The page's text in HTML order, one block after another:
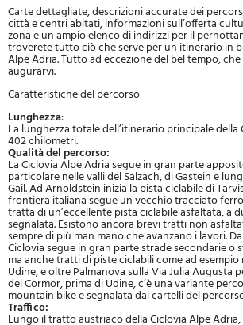
Carte dettagliate, descrizioni accurate dei
città e centri abitati, informazioni sull’offerta
zona e un ampio elenco di indirizzi per il
troverete tutto ciò che serve per un itinerario in
Alpe Adria. Tutto ad eccezione del bel tempo,
augurarvi.
Caratteristiche del percorso
Lunghezza:
La lunghezza totale dell’itinerario principale della
402 chilometri.
Qualità del percorso:
La Ciclovia Alpe Adria segue in gran parte
particolare nelle valli del Salzach, di Gastein e
Gail. Ad Arnoldstein inizia la pista ciclabile di
frontiera italiana segue un vecchio tracciato
tratta di un’eccellente pista ciclabile asfaltata, a
segnalata. Esistono ancora brevi tratti non
sempre di più man mano che avanzano i lavori.
Ciclovia segue in gran parte strade secondarie o
ma anche tratti di piste ciclabili come ad
Udine, e oltre Palmanova sulla Via Julia Augusta
del Cormor, prima di Udine, c’è una variante
mountain bike e segnalata dai cartelli del
Traffico:
Lungo il tratto austriaco della Ciclovia Alpe